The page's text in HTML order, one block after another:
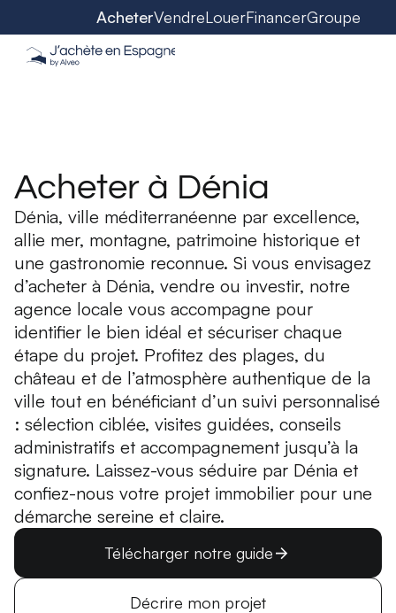
AcheterVendreLouerFinancerGroupe
Acheter à Dénia
Dénia, ville méditerranéenne par excellence,
allie mer, montagne, patrimoine historique et
une gastronomie reconnue. Si vous envisagez
d’acheter à Dénia, vendre ou investir, notre
agence locale vous accompagne pour
identifier le bien idéal et sécuriser chaque
étape du projet. Profitez des plages, du
château et de l’atmosphère authentique de la
ville tout en bénéficiant d’un suivi personnalisé
: sélection ciblée, visites guidées, conseils
administratifs et accompagnement jusqu’à la
signature. Laissez-vous séduire par Dénia et
confiez-nous votre projet immobilier pour une
démarche sereine et claire.
Télécharger notre guide
Décrire mon projet